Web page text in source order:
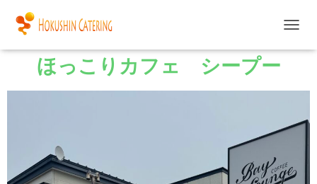
ビ
シ
を
替
ほっこりカフェ シープー